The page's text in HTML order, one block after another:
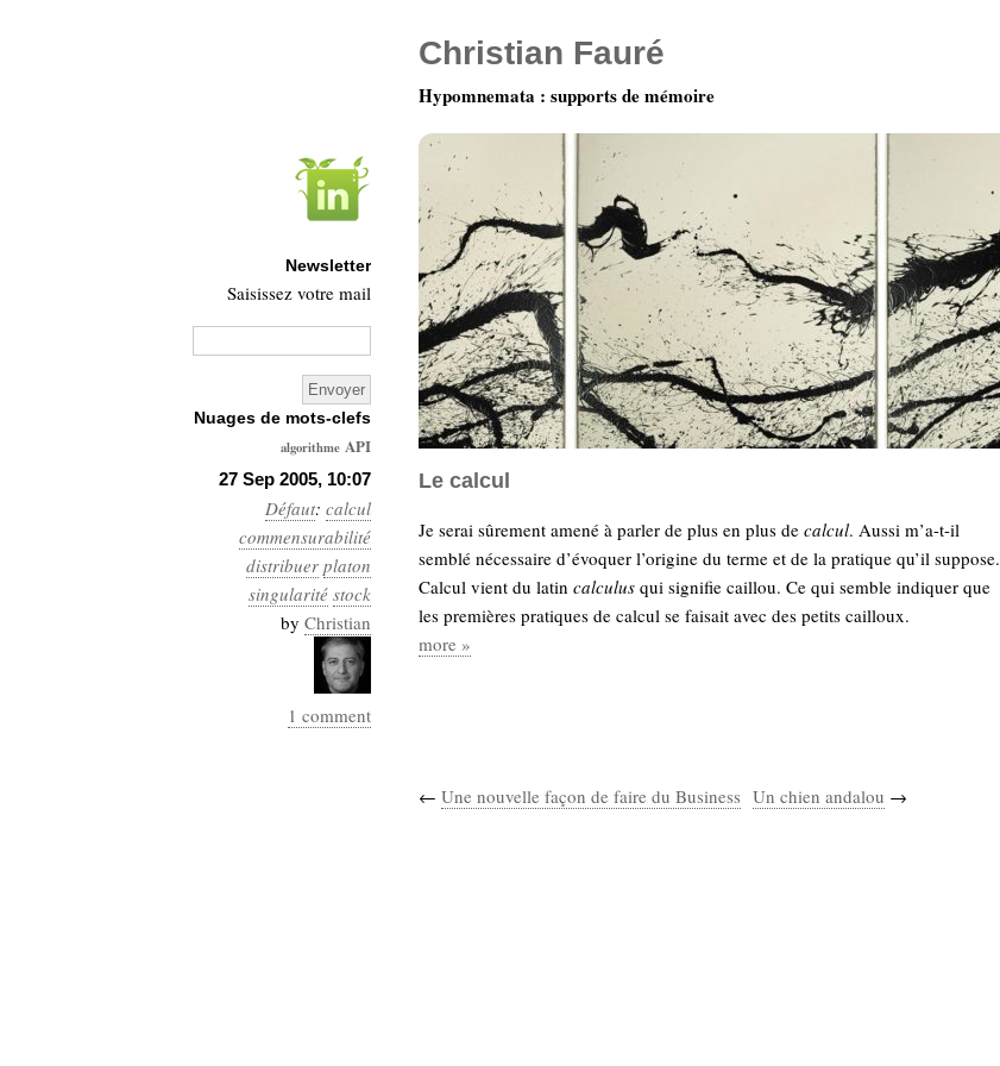
27 Sep 2005, 10:07
Défaut: calcul
commensurabilité
distribuer platon
singularité stock
by Christian
1 comment
Le calcul
Je serai sûrement amené à parler de plus en plus de calcul. Aussi m’a-t-il
semblé nécessaire d’évoquer l’origine du terme et de la pratique qu’il suppose.
Calcul vient du latin calculus qui signifie caillou. Ce qui semble indiquer que
les premières pratiques de calcul se faisait avec des petits cailloux.
more »
← Une nouvelle façon de faire du Business Un chien andalou →
Christian Fauré
Hypomnemata : supports de mémoire
Newsletter
Saisissez votre mail
Nuages de mots-clefs
algorithme API
Architecture
Ars-
Industrialis
business_model
cinéma
Cloud
Computing